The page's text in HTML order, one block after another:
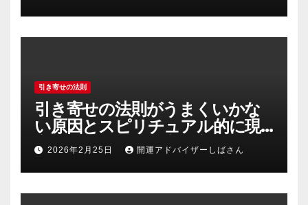
引き寄せの法則
引き寄せの法則がうまくいかな
い原因とスピリチュアル的に現
実を動かす正しい実践方法
2026年2月25日 開運アドバイザーしばさん